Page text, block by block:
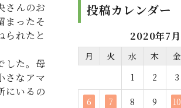
さんのお
まったそ
られたと
した。母
さなアマ
にいるの
投稿カレンダー
2020年7月
月 火 水 木 金
1
2 3
6 7 8 9 10